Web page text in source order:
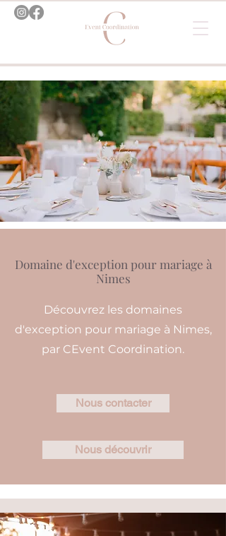
Domaine d'exception pour mariage à
Nimes
Découvrez les domaines
d'exception pour mariage à Nimes,
par CEvent Coordination.
Nous contacter
Nous découvrir